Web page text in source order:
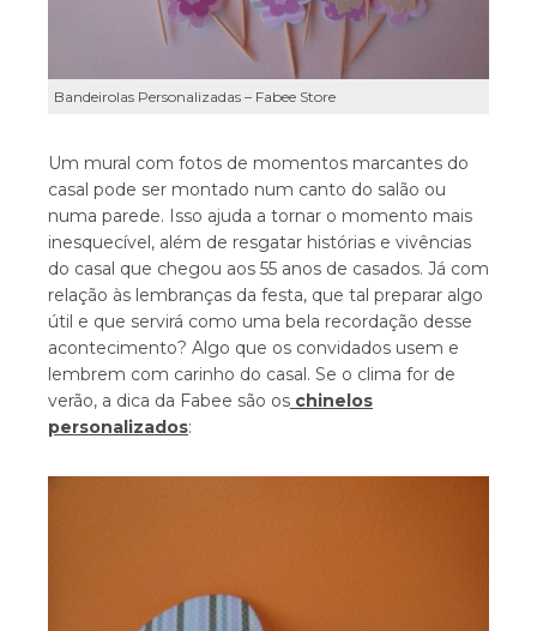
Bandeirolas Personalizadas – Fabee Store
Um mural com fotos de momentos marcantes do
casal pode ser montado num canto do salão ou
numa parede. Isso ajuda a tornar o momento mais
inesquecível, além de resgatar histórias e vivências
do casal que chegou aos 55 anos de casados. Já com
relação às lembranças da festa, que tal preparar algo
útil e que servirá como uma bela recordação desse
acontecimento? Algo que os convidados usem e
lembrem com carinho do casal. Se o clima for de
verão, a dica da Fabee são oschinelos
personalizados: